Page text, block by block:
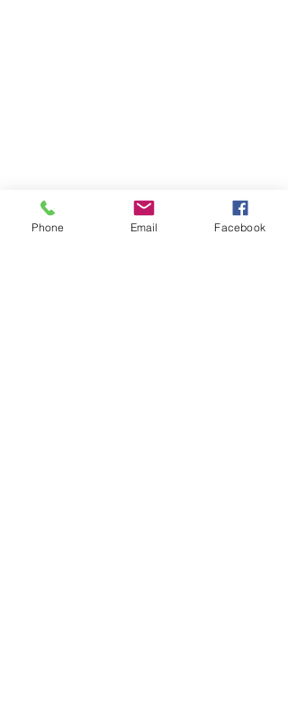
Phone Email Facebook